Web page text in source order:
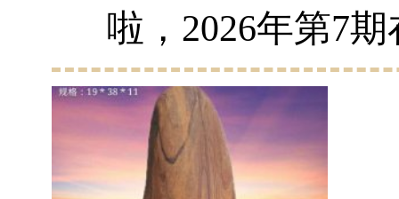
啦，2026年第7
激烈的环境中克
负重前行，为广
奉上了视觉精神